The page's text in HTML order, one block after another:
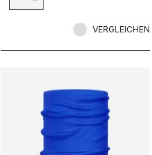
VERGLEICHEN